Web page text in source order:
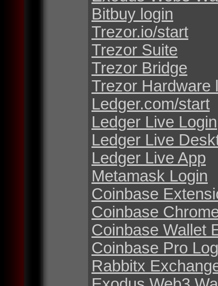
Bitbuy login
Trezor.io/start
Trezor Suite
Trezor Bridge
Trezor Hardware
Ledger.com/start
Ledger Live Login
Ledger Live
Ledger Live App
Metamask Login
Coinbase
Coinbase
Coinbase Wallet
Coinbase Pro
Rabbitx